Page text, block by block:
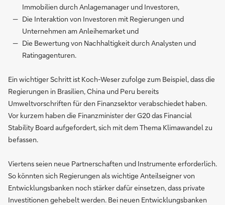
Immobilien durch Anlagemanager und Investoren,
Die Interaktion von Investoren mit Regierungen und
Unternehmen am Anleihemarket und
Die Bewertung von Nachhaltigkeit durch Analysten und
Ratingagenturen.
Ein wichtiger Schritt ist Koch-Weser zufolge zum Beispiel, dass die
Regierungen in Brasilien, China und Peru bereits
Umweltvorschriften für den Finanzsektor verabschiedet haben.
Vor kurzem haben die Finanzminister der G20 das Financial
Stability Board aufgefordert, sich mit dem Thema Klimawandel zu
befassen.
Viertens seien neue Partnerschaften und Instrumente erforderlich.
So könnten sich Regierungen als wichtige Anteilseigner von
Entwicklungsbanken noch stärker dafür einsetzen, dass private
Investitionen gehebelt werden. Bei neuen Entwicklungsbanken